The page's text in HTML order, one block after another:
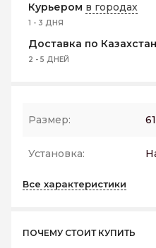
Курьером в городах
1 - 3 ДНЯ
Доставка по
2 - 5 ДНЕЙ
Размер:
Установка:
Все характеристики
ПОЧЕМУ СТОИТ КУПИТЬ